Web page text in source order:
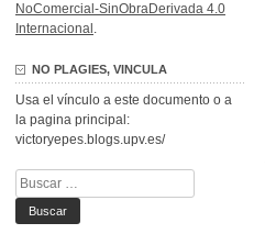
NoComercial-SinObraDerivada 4.0
Internacional .
NO PLAGIES, VINCULA
Usa el vínculo a este documento o a
la pagina principal:
victoryepes.blogs.upv.es/
Buscar: